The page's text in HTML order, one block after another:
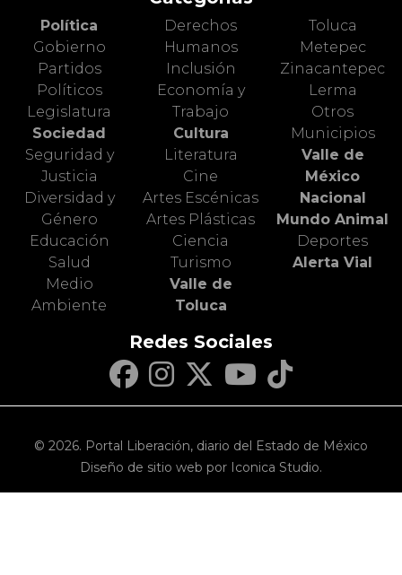
Política
Gobierno
Partidos
Políticos
Legislatura
Sociedad
Seguridad y
Justicia
Diversidad y
Género
Educación
Salud
Medio
Ambiente
Derechos
Humanos
Inclusión
Economía y
Trabajo
Cultura
Literatura
Cine
Artes Escénicas
Artes Plásticas
Ciencia
Turismo
Valle de
Toluca
Toluca
Metepec
Zinacantepec
Lerma
Otros
Municipios
Valle de
México
Nacional
Mundo Animal
Deportes
Alerta Vial
Redes Sociales
© 2026. Portal Liberación, diario del Estado de México
Diseño de sitio web por Iconica Studio.